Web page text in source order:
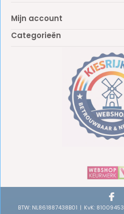
Mijn account
Categorieën
BTW: NL861887438B01 KvK: 81009453